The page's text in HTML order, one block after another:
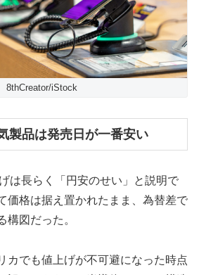
8thCreator/iStock
製品は発売日が一番安い
は長らく「円安のせい」と説明で
価格は据え置かれたまま、為替差で
構図だった。
カでも値上げが不可避になった時点